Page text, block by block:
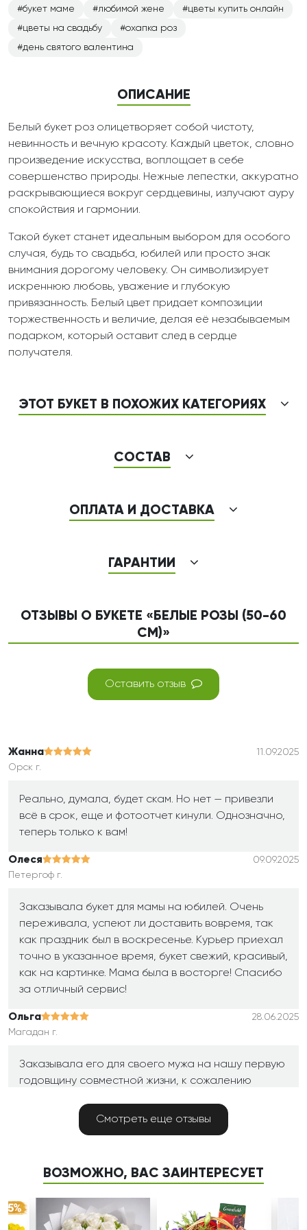
букет маме любимой жене
цветы купить онлайн
цветы на свадьбу
охапка роз
день святого валентина
ОПИСАНИЕ
Белый букет роз олицетворяет собой чистоту,
невинность и вечную красоту. Каждый цветок, словно
произведение искусства, воплощает в себе
совершенство природы. Нежные лепестки, аккуратно
раскрывающиеся вокруг сердцевины, излучают ауру
спокойствия и гармонии.
Такой букет станет идеальным выбором для особого
случая, будь то свадьба, юбилей или просто знак
внимания дорогому человеку. Он символизирует
искреннюю любовь, уважение и глубокую
привязанность. Белый цвет придает композиции
торжественность и величие, делая её незабываемым
подарком, который оставит след в сердце
получателя.
ЭТОТ БУКЕТ В ПОХОЖИХ КАТЕГОРИЯХ
СОСТАВ
ОПЛАТА И ДОСТАВКА
ГАРАНТИИ
ОТЗЫВЫ О БУКЕТЕ «БЕЛЫЕ РОЗЫ (50-60
СМ)»
Оставить отзыв
Жанна
11.09.2025
Орск г.
Реально, думала, будет скам. Но нет — привезли
всё в срок, еще и фотоотчет кинули. Однозначно,
теперь только к вам!
Олеся
09.09.2025
Петергоф г.
Заказывала букет для мамы на юбилей. Очень
переживала, успеют ли доставить вовремя, так
как праздник был в воскресенье. Курьер приехал
точно в указанное время, букет свежий, красивый,
как на картинке. Мама была в восторге! Спасибо
за отличный сервис!
Ольга
28.06.2025
Магадан г.
Заказывала его для своего мужа на нашу первую
годовщину совместной жизни, к сожалению
такими свежими и красивыми, что невозможно
было удержаться от восхищённых взглядов.
своего дела!
Дмитрий
Наро-Фоминск г.
Смотреть еще отзывы
ВОЗМОЖНО, ВАС ЗАИНТЕРЕСУЕТ